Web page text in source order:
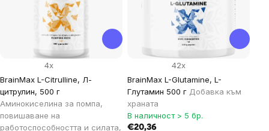
products
BrainMax L-Citrulline, Л-
цитрулин, 500 г
Аминокиселина за помпа,
повишаване на
работоспособността и силата,
4x
BrainMax L-Glutamine, L-
Глутамин 500 г Добавка към
храната
42x
В наличност > 5 бр.
€20,36